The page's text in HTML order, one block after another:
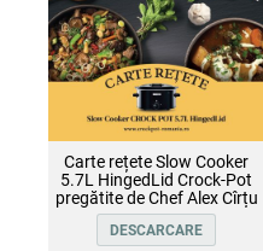
Carte rețete Slow Cooker
5.7L HingedLid Crock-Pot
pregătite de Chef Alex Cîrțu
DESCARCARE